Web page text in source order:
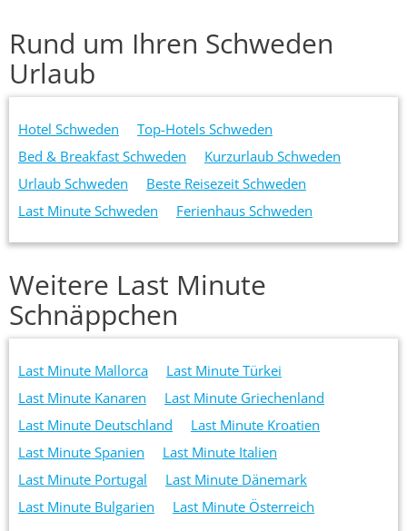
Rund um Ihren Schweden
Urlaub
Hotel Schweden
Top-Hotels Schweden
Bed & Breakfast Schweden
Kurzurlaub Schweden
Urlaub Schweden
Beste Reisezeit Schweden
Last Minute Schweden
Ferienhaus Schweden
Weitere Last Minute
Schnäppchen
Last Minute Mallorca
Last Minute Türkei
Last Minute Kanaren
Last Minute Griechenland
Last Minute Deutschland
Last Minute Kroatien
Last Minute Spanien
Last Minute Italien
Last Minute Portugal
Last Minute Dänemark
Last Minute Bulgarien
Last Minute Österreich